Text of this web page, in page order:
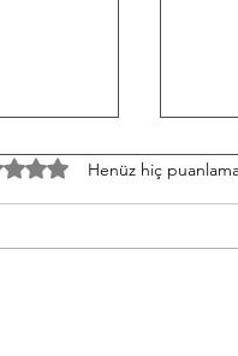
5-5-5
W/
0 yıldız
Henüz hiç